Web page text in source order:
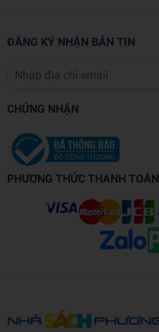
ĐĂNG KÝ NHẬN BẢN TIN
CHỨNG NHẬN
PHƯƠNG THỨC THANH TOÁN